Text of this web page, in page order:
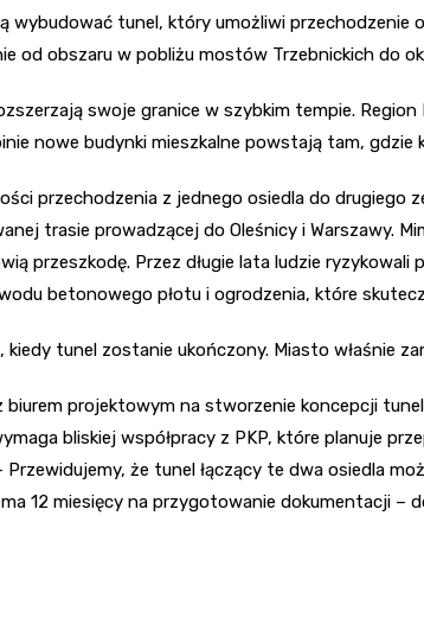
wybudować tunel, który umożliwi przechodzenie
od obszaru w pobliżu mostów Trzebnickich do
swoje granice w szybkim tempie.
nowe budynki mieszkalne powstają tam, gdzie
przechodzenia z jednego osiedla do drugiego
trasie prowadzącej do Oleśnicy i Warszawy.
przeszkodę. Przez długie lata ludzie ryzykowali
betonowego płotu i ogrodzenia, które
kiedy tunel zostanie ukończony. Miasto właśnie
projektowym na stworzenie koncepcji
bliskiej współpracy z PKP, które planuje
że tunel łączący te dwa osiedla
12 miesięcy na przygotowanie dokumentacji –